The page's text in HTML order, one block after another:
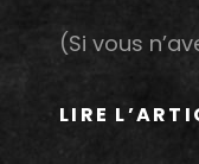
(Si vous
LIRE